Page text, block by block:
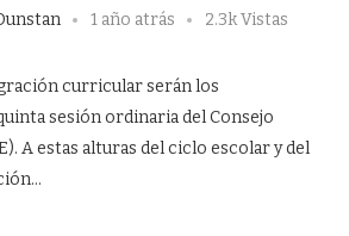
1 año atrás 2.3k Vistas
curricular serán los
sesión ordinaria del Consejo
A estas alturas del ciclo escolar y del